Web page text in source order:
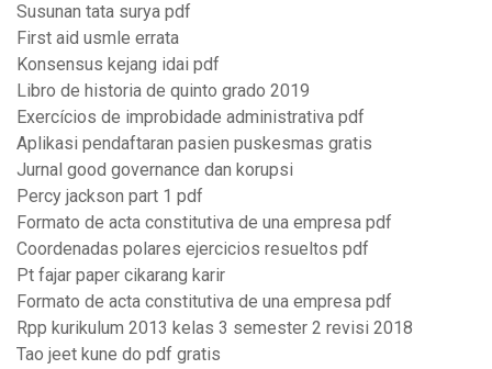
Susunan tata surya pdf
First aid usmle errata
Konsensus kejang idai pdf
Libro de historia de quinto grado 2019
Exercícios de improbidade administrativa pdf
Aplikasi pendaftaran pasien puskesmas gratis
Jurnal good governance dan korupsi
Percy jackson part 1 pdf
Formato de acta constitutiva de una empresa pdf
Coordenadas polares ejercicios resueltos pdf
Pt fajar paper cikarang karir
Formato de acta constitutiva de una empresa pdf
Rpp kurikulum 2013 kelas 3 semester 2 revisi 2018
Tao jeet kune do pdf gratis